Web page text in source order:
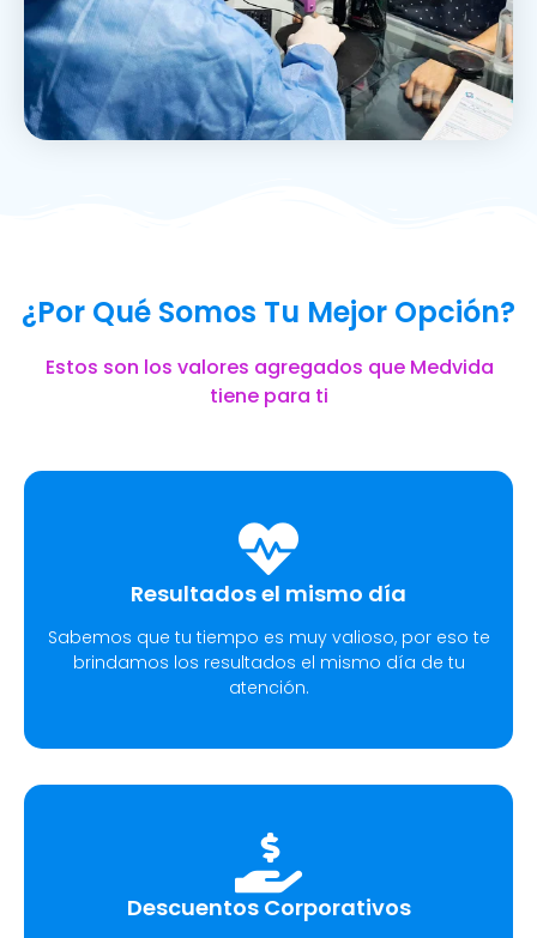
¿Por Qué Somos Tu Mejor Opción?
Estos son los valores agregados que Medvida
tiene para ti
Resultados el mismo día
Sabemos que tu tiempo es muy valioso, por eso te
brindamos los resultados el mismo día de tu
atención.
Descuentos Corporativos